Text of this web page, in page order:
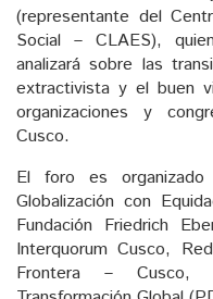
(representante del
Social – CLAES),
analizará sobre las
extractivista y el buen
organizaciones y
Cusco.
El foro es
Globalización con
Fundación Friedrich
Interquorum Cusco,
Frontera – Cusco,